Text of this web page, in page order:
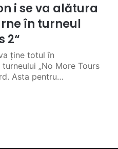
i se va alătura
în turneul
2“
ține totul în
„No More Tours
Asta pentru…